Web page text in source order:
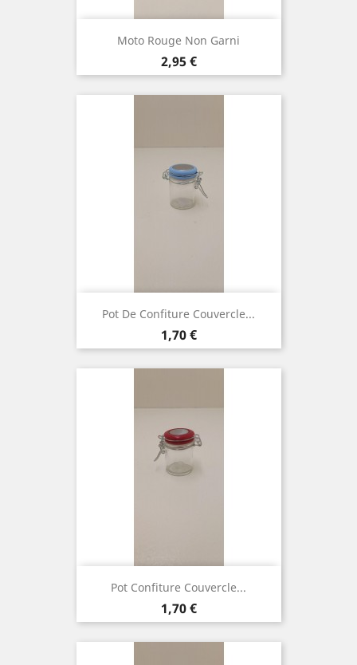
Moto Rouge Non Garni
Prix
2,95 €
Pot De Confiture Couvercle...
Prix
1,70 €
Pot Confiture Couvercle...
Prix
1,70 €